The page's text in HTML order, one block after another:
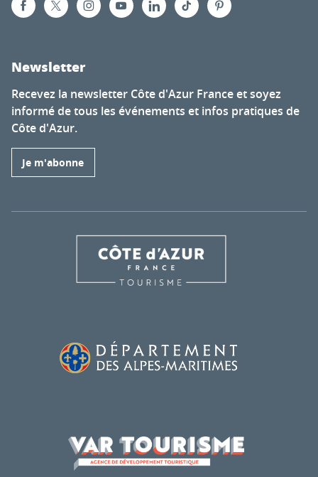
Newsletter
Recevez la newsletter Côte d'Azur France et soyez
informé de tous les événements et infos pratiques de
Côte d'Azur.
Je m'abonne